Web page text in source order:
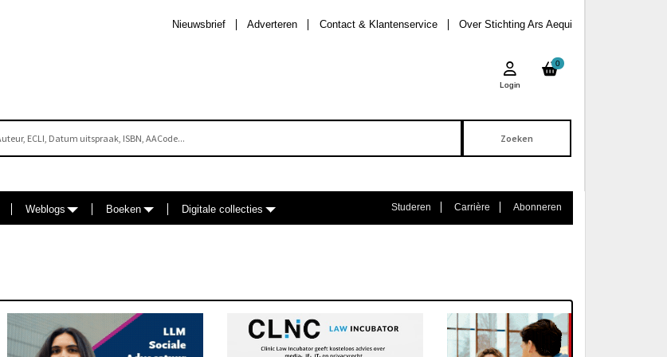
Over Stichting Ars Aequi
Contact & Klantenservice
Adverteren
Nieuwsbrief
0
Login
Weblogs Boeken Digitale collecties Studeren Carrière Abonneren